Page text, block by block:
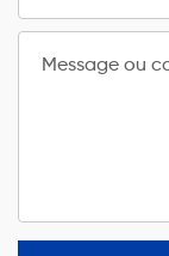
Message ou